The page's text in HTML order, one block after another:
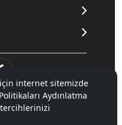
saklıdır.
internet sitemizde
Aydınlatma